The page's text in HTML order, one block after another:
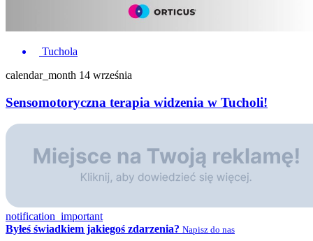
Tuchola
calendar_month 14 września
Sensomotoryczna terapia widzenia w Tucholi!
notification_important
Byłeś świadkiem jakiegoś zdarzenia? Napisz do nas